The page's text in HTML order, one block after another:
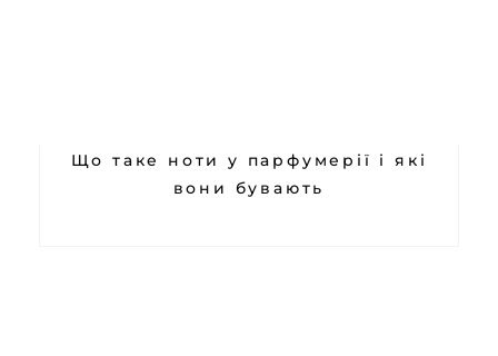
Що таке ноти у парфумерії і які
вони бувають